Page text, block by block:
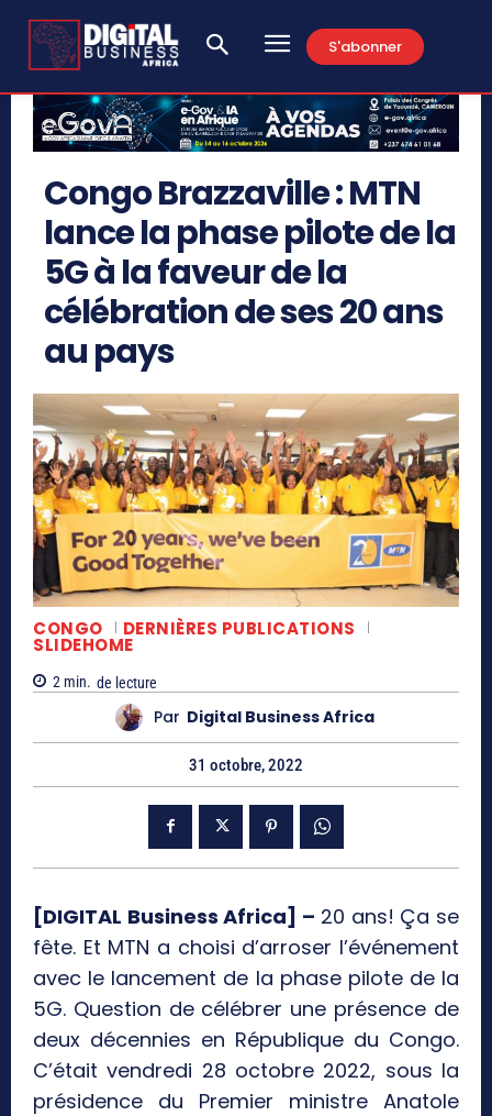
S'abonner
Congo Brazzaville : MTN
lance la phase pilote de la
5G à la faveur de la
célébration de ses 20 ans
au pays
CONGO DERNIÈRES PUBLICATIONS
SLIDEHOME
2 min. de lecture
Par Digital Business Africa
31 octobre, 2022
[DIGITAL Business Africa] – 20 ans! Ça se
fête. Et MTN a choisi d’arroser l’événement
avec le lancement de la phase pilote de la
5G. Question de célébrer une présence de
deux décennies en République du Congo.
C’était vendredi 28 octobre 2022, sous la
présidence du Premier ministre Anatole